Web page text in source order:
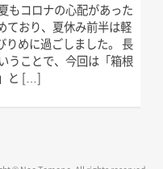
もコロナの心配があった
ており、夏休み前半は軽
りめに過ごしました。 長
うことで、今回は「箱根
と […]